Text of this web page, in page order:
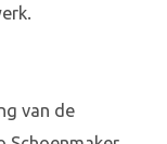
van de